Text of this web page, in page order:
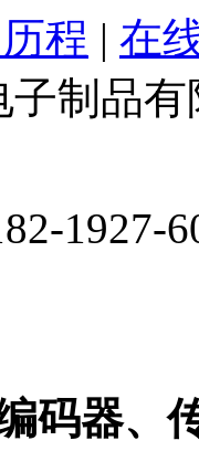
程 | 在
制品
1927-
码器、